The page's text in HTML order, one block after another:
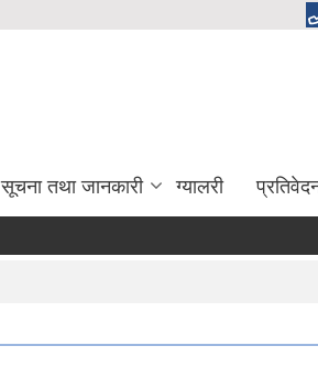
सूचना तथा जानकारी ग्यालरी